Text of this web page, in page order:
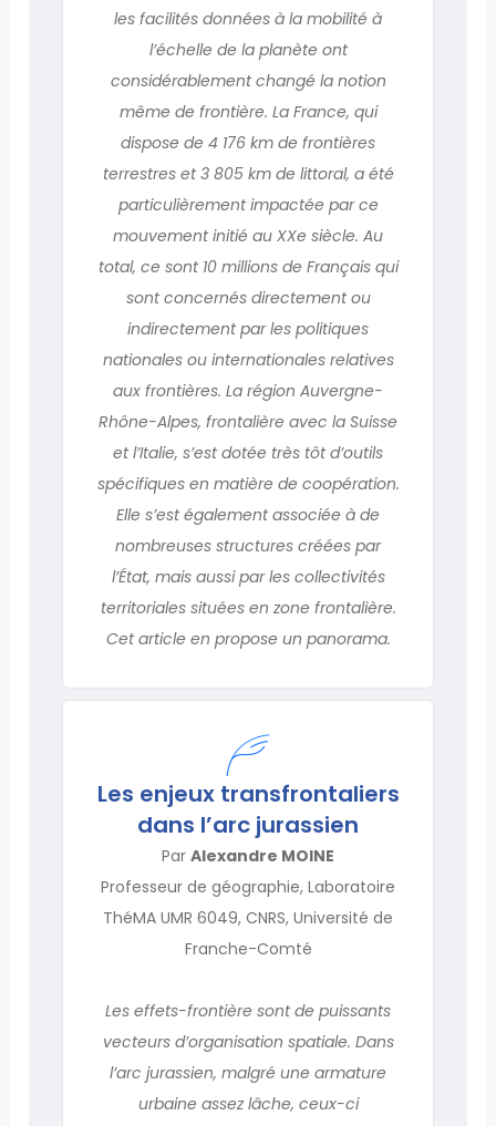
les facilités données à la mobilité à
l’échelle de la planète ont
considérablement changé la notion
même de frontière. La France, qui
dispose de 4 176 km de frontières
terrestres et 3 805 km de littoral, a été
particulièrement impactée par ce
mouvement initié au XXe siècle. Au
total, ce sont 10 millions de Français qui
sont concernés directement ou
indirectement par les politiques
nationales ou internationales relatives
aux frontières. La région Auvergne-
Rhône-Alpes, frontalière avec la Suisse
et l’Italie, s’est dotée très tôt d’outils
spécifiques en matière de coopération.
Elle s’est également associée à de
nombreuses structures créées par
l’État, mais aussi par les collectivités
territoriales situées en zone frontalière.
Cet article en propose un panorama.
Les enjeux transfrontaliers
dans l’arc jurassien
Par Alexandre MOINE
Professeur de géographie, Laboratoire
ThéMA UMR 6049, CNRS, Université de
Franche-Comté
Les effets-frontière sont de puissants
vecteurs d’organisation spatiale. Dans
l’arc jurassien, malgré une armature
urbaine assez lâche, ceux-ci